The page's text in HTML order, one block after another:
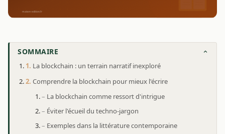
SOMMAIRE
La blockchain : un terrain narratif inexploré
Comprendre la blockchain pour mieux l'écrire
La blockchain comme ressort d'intrigue
Éviter l'écueil du techno-jargon
Exemples dans la littérature contemporaine